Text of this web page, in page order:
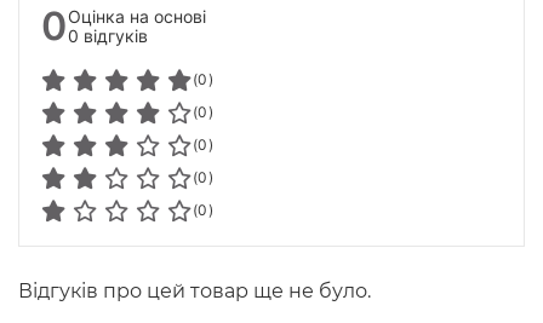
0Оцінка на основі
0 відгуків
(0)
(0)
(0)
(0)
(0)
Відгуків про цей товар ще не було.